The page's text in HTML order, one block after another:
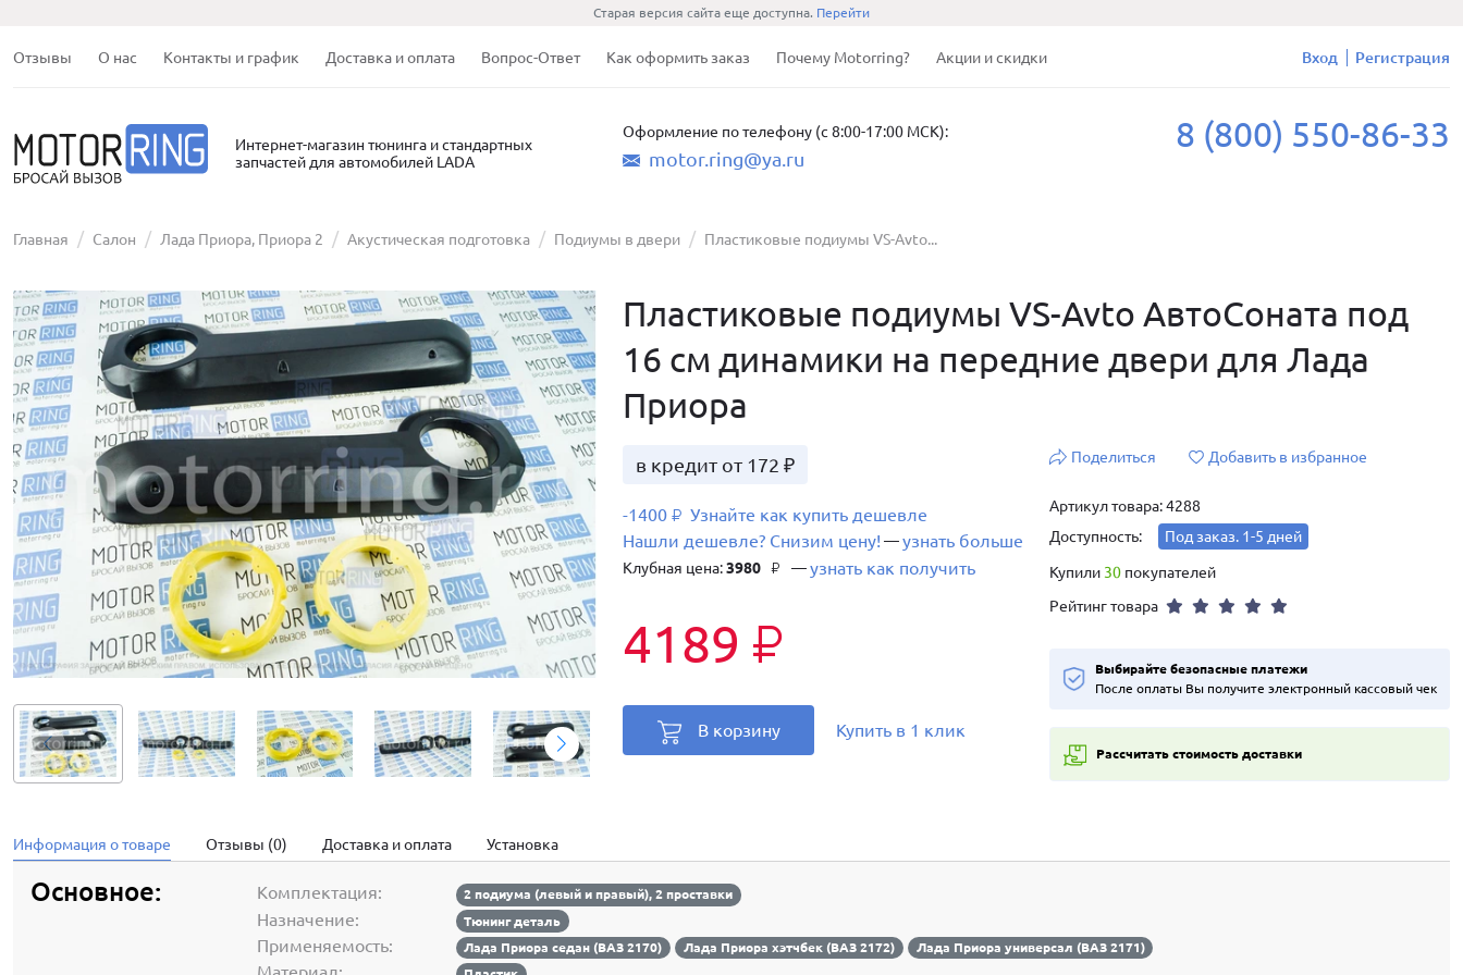
Старая версия сайта еще доступна. Перейти
Отзывы О нас Контакты и график Доставка и оплата Вопрос-Ответ Как оформить заказ Почему Motorring? Акции и скидки Вход Регистрация
Интернет-магазин тюнинга и стандартных
запчастей для автомобилей LADA
Оформление по телефону (с 8:00-17:00 МСК):
motor.ring@ya.ru
8 (800) 550-86-33
Главная Салон Лада Приора, Приора 2 Акустическая подготовка Подиумы в двери Пластиковые подиумы VS-Avto...
Пластиковые подиумы VS-Avto АвтоСоната под
16 см динамики на передние двери для Лада
Приора
в кредит от 172 ₽
-1400 ₽ Узнайте как купить дешевле
Нашли дешевле? Снизим цену! —узнать больше
Клубная цена:3980 ₽ —узнать как получить
4189 ₽
В корзину Купить в 1 клик
Поделиться Добавить в избранное
Артикул товара: 4288
Доступность:
Под заказ. 1-5 дней
Купили 30 покупателей
Рейтинг товара
Выбирайте безопасные платежи
После оплаты Вы получите электронный кассовый чек
Рассчитать стоимость доставки
Информация о товаре Отзывы (0) Доставка и оплата Установка
Основное: Комплектация: 2 подиума (левый и правый), 2 проставки
Назначение: Тюнинг деталь
Применяемость: Лада Приора седан (ВАЗ 2170) Лада Приора хэтчбек (ВАЗ 2172) Лада Приора универсал (ВАЗ 2171)